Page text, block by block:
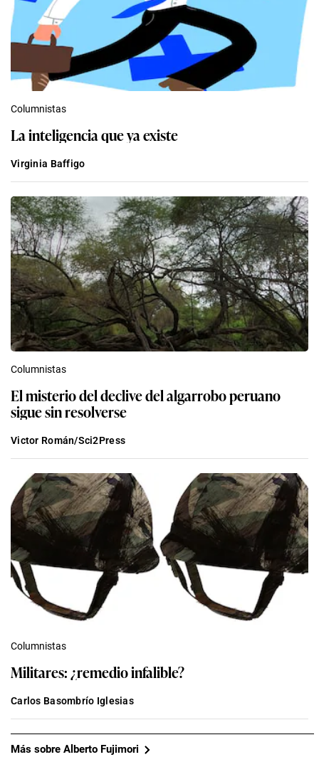
Columnistas
La inteligencia que ya existe
Virginia Baffigo
Columnistas
El misterio del declive del algarrobo peruano
sigue sin resolverse
Victor Román/Sci2Press
Columnistas
Militares: ¿remedio infalible?
Carlos Basombrío Iglesias
Más sobre Alberto Fujimori